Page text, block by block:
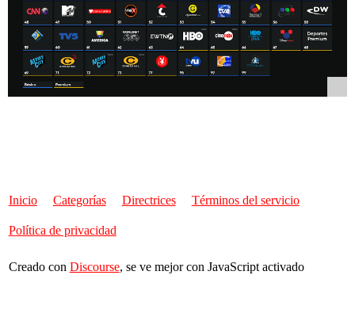
Inicio Categorías Directrices Términos del servicio
Política de privacidad
Creado con Discourse, se ve mejor con JavaScript activado